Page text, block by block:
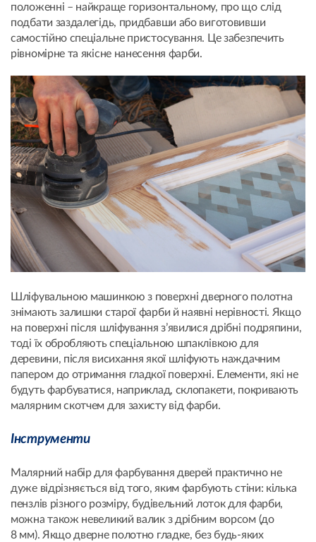
положенні – найкраще горизонтальному, про що слід
подбати заздалегідь, придбавши або виготовивши
самостійно спеціальне пристосування. Це забезпечить
рівномірне та якісне нанесення фарби.
Шліфувальною машинкою з поверхні дверного полотна
знімають залишки старої фарби й наявні нерівності. Якщо
на поверхні після шліфування з’явилися дрібні подряпини,
тоді їх обробляють спеціальною шпаклівкою для
деревини, після висихання якої шліфують наждачним
папером до отримання гладкої поверхні. Елементи, які не
будуть фарбуватися, наприклад, склопакети, покривають
малярним скотчем для захисту від фарби.
Інструменти
Малярний набір для фарбування дверей практично не
дуже відрізняється від того, яким фарбують стіни: кілька
пензлів різного розміру, будівельний лоток для фарби,
можна також невеликий валик з дрібним ворсом (до
8 мм). Якщо дверне полотно гладке, без будь-яких